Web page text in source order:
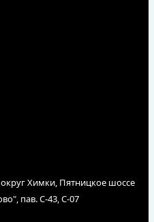
Химки, Пятницкое шоссе
пав. С-43, С-07